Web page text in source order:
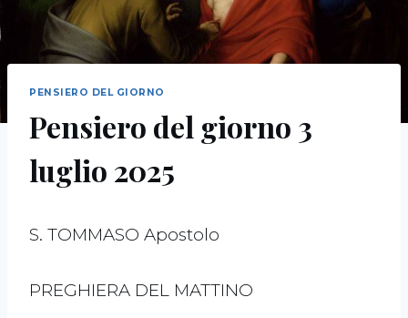
PENSIERO DEL GIORNO
Pensiero del giorno 3
luglio 2025
S. TOMMASO Apostolo
PREGHIERA DEL MATTINO